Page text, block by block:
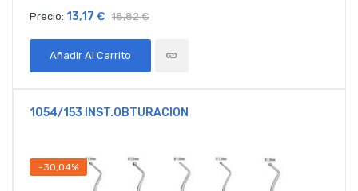
Precio: 13,17 € 18,82 €
Añadir Al Carrito
1054/153 INST.OBTURACION
-30,04%